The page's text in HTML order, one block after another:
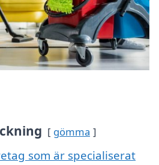
gömma
som är specialiserat